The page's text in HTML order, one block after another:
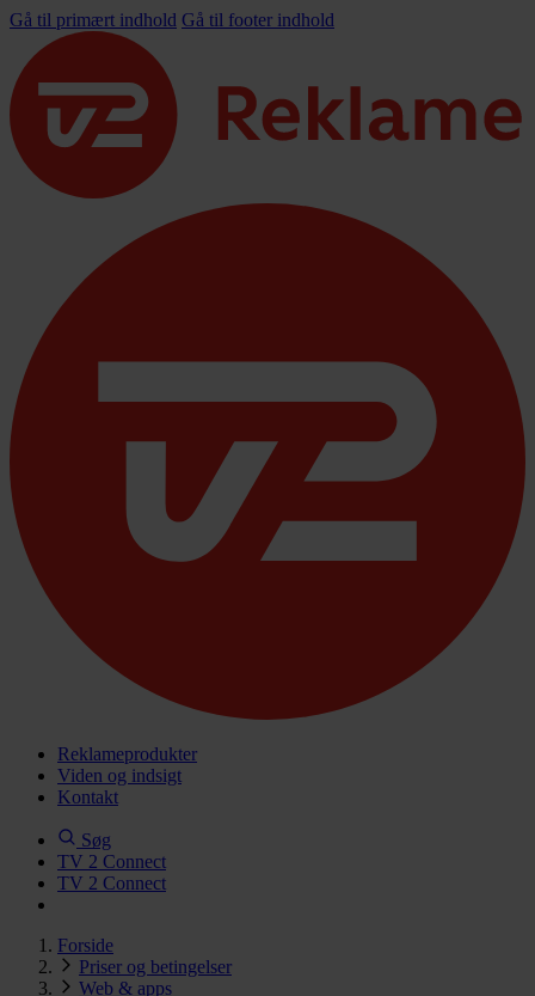
Gå til primært indhold Gå til footer indhold
Reklameprodukter
Viden og indsigt
Kontakt
Søg
TV 2 Connect
TV 2 Connect
Forside
Priser og betingelser
Web & apps